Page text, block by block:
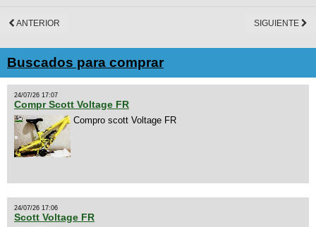
ANTERIOR SIGUIENTE
Buscados para comprar
24/07/26 17:07
Compr Scott Voltage FR
Compro scott Voltage FR
24/07/26 17:06
Scott Voltage FR